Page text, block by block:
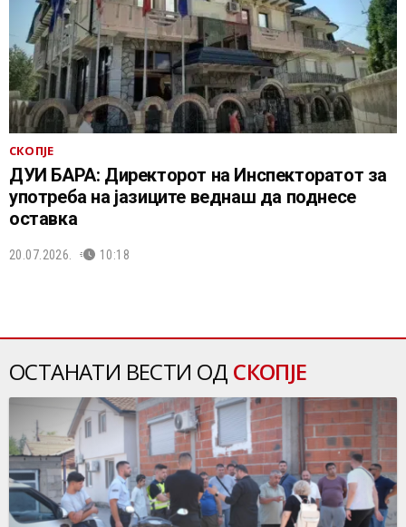
СКОПЈЕ
ДУИ БАРА: Директорот на Инспекторатот за
употреба на јазиците веднаш да поднесе
оставка
20.07.2026. 10:18
ОСТАНАТИ ВЕСТИ ОД СКОПЈЕ